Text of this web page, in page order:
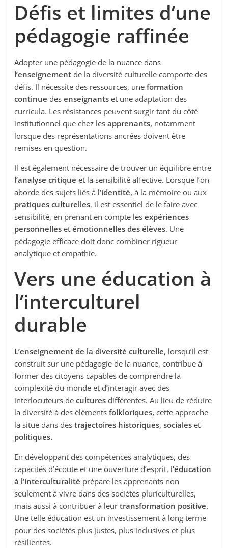
Défis et limites d’une
pédagogie raffinée
Adopter une pédagogie de la nuance dans
l’enseignement de la diversité culturelle comporte des
défis. Il nécessite des ressources, uneformation
continue desenseignants et une adaptation des
curricula. Les résistances peuvent surgir tant du côté
institutionnel que chez lesapprenants, notamment
lorsque des représentations ancrées doivent être
remises en question.
Il est également nécessaire de trouver un équilibre entre
l’analyse critique et la sensibilité affective. Lorsque l’on
aborde des sujets liés à l’identité, à la mémoire ou aux
pratiques culturelles, il est essentiel de le faire avec
sensibilité, en prenant en compte lesexpériences
personnelles etémotionnelles des élèves. Une
pédagogie efficace doit donc combiner rigueur
analytique et empathie.
Vers une éducation à
l’interculturel
durable
L’enseignement de la diversité culturelle, lorsqu’il est
construit sur une pédagogie de la nuance, contribue à
former des citoyens capables de comprendre la
complexité du monde et d’interagir avec des
interlocuteurs decultures différentes. Au lieu de réduire
la diversité à des élémentsfolkloriques, cette approche
la situe dans destrajectoires historiques,sociales et
politiques.
En développant des compétences analytiques, des
capacités d’écoute et une ouverture d’esprit, l’éducation
à l’interculturalité prépare les apprenants non
seulement à vivre dans des sociétés pluriculturelles,
mais aussi à contribuer à leurtransformation positive.
Une telle éducation est un investissement à long terme
pour des sociétés plus justes, plus inclusives et plus
résilientes.